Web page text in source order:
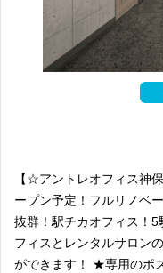
【☆アントレオフィス神
ープン予定！フルリノベ
抜群！駅チカオフィス！
フィスとレンタルサロン
ができます！ ★専用のポ